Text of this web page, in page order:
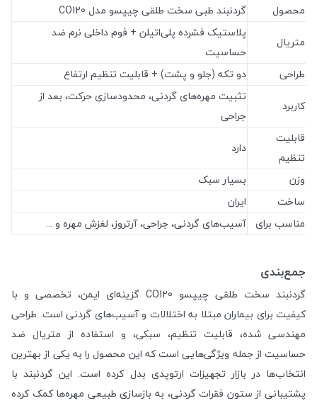
محصول
گردنبند طبی سخت طلقی چیپسو مدل CO120
متریال
پلاستیک فشرده پلی‌اتیلن + فوم داخلی نرم ضد
حساسیت
طراحی
دو تکه (جلو و پشت) + قابلیت تنظیم ارتفاع
کاربرد
تثبیت مهره‌های گردنی، محدودسازی حرکت، بعد از
جراحی
قابلیت
تنظیم
دارد
وزن
بسیار سبک
ساخت
ایران
مناسب برای آسیب‌های گردنی، جراحی، آرتروز، لغزش مهره و ...
جمع‌بندی
گردنبند سخت طلقی چیپسو CO120 گزینه‌ای ایمن، تخصصی و با
کیفیت برای بیماران مبتلا به اختلالات و آسیب‌های گردنی است. طراحی
مهندسی شده، قابلیت تنظیم، سبکی، و استفاده از متریال ضد
حساسیت از جمله ویژگی‌هایی است که این محصول را به یکی از بهترین
انتخاب‌ها در بازار تجهیزات ارتوپدی بدل کرده است. این گردنبند با
پشتیبانی از ستون فقرات گردنی، به بازسازی طبیعی مهره‌ها کمک کرده